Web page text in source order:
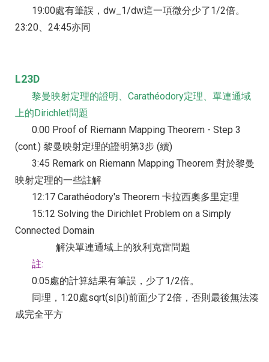
19:00處有筆誤，dw_1/dw這一項微分少了1/2倍。
23:20、24:45亦同
L23D
黎曼映射定理的證明、Carathéodory定理、單連通域
上的Dirichlet問題
0:00 Proof of Riemann Mapping Theorem - Step 3
(cont.) 黎曼映射定理的證明第3步 (續)
3:45 Remark on Riemann Mapping Theorem 對於黎曼
映射定理的一些註解
12:17 Carathéodory's Theorem 卡拉西奧多里定理
15:12 Solving the Dirichlet Problem on a Simply
Connected Domain
解決單連通域上的狄利克雷問題
註:
0:05處的計算結果有筆誤，少了1/2倍。
同理，1:20處sqrt(s|β|)前面少了2倍，否則最後無法湊
成完全平方